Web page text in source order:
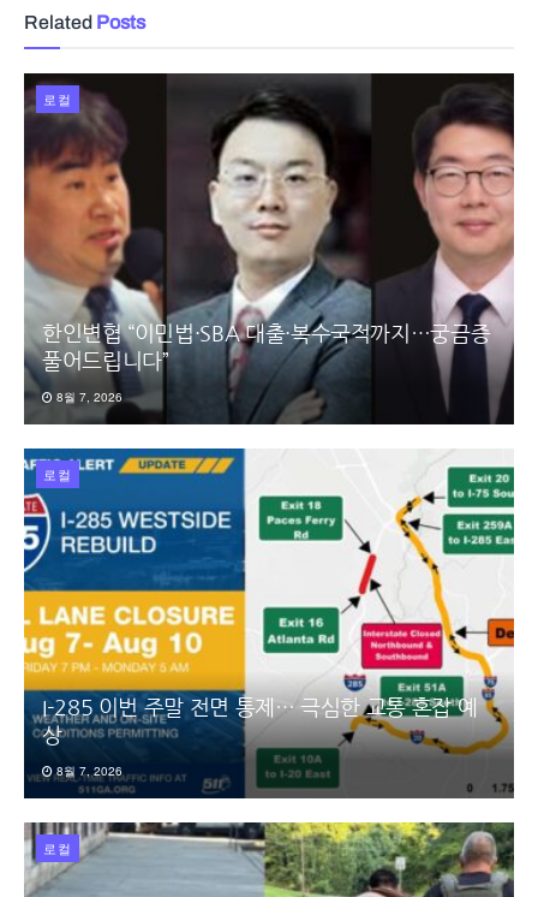
Related Posts
로컬
한인변협 “이민법·SBA 대출·복수국적까지…궁금증
풀어드립니다”
8월 7, 2026
로컬
I-285 이번 주말 전면 통제… 극심한 교통 혼잡 예
상
8월 7, 2026
로컬